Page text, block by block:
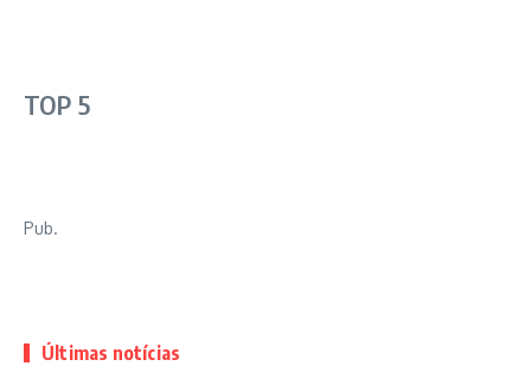
TOP 5
Pub.
Últimas notícias